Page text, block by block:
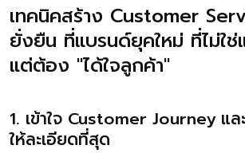
เทคนิคสร้าง Customer
ยั่งยืน ที่แบรนด์ยุคใหม่ ที่ไม่ใช่
แต่ต้อง "ได้ใจลูกค้า"
1. เข้าใจ Customer Journey แ
ให้ละเอียดที่สุด